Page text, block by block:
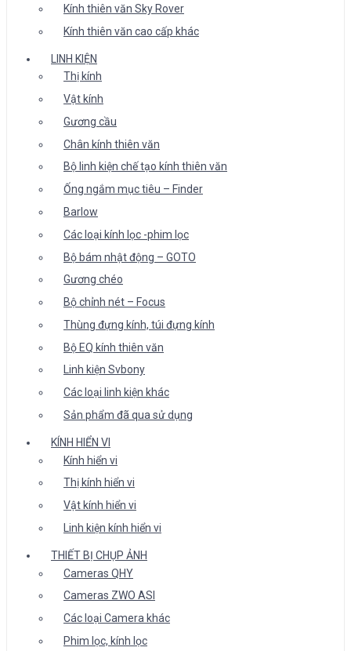
Kính thiên văn Sky Rover
Kính thiên văn cao cấp khác
LINH KIỆN
Thị kính
Vật kính
Gương cầu
Chân kính thiên văn
Bộ linh kiện chế tạo kính thiên văn
Ống ngắm mục tiêu – Finder
Barlow
Các loại kính lọc -phim lọc
Bộ bám nhật động – GOTO
Gương chéo
Bộ chỉnh nét – Focus
Thùng đựng kính, túi đựng kính
Bộ EQ kính thiên văn
Linh kiện Svbony
Các loại linh kiện khác
Sản phẩm đã qua sử dụng
KÍNH HIỂN VI
Kính hiển vi
Thị kính hiển vi
Vật kính hiển vi
Linh kiện kính hiển vi
THIẾT BỊ CHỤP ẢNH
Cameras QHY
Cameras ZWO ASI
Các loại Camera khác
Phim lọc, kính lọc